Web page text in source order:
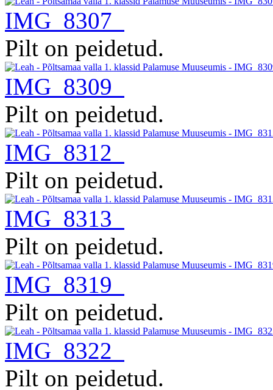
IMG_8307
Pilt on peidetud.
IMG_8309
Pilt on peidetud.
IMG_8312
Pilt on peidetud.
IMG_8313
Pilt on peidetud.
IMG_8319
Pilt on peidetud.
IMG_8322
Pilt on peidetud.